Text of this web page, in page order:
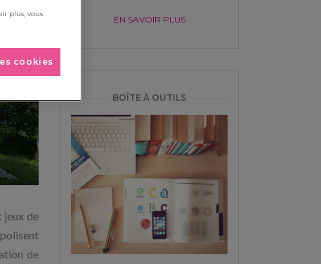
jeux de
de
EN SAVOIR PLUS
BOÎTE À OUTILS
plus, vous
cookies